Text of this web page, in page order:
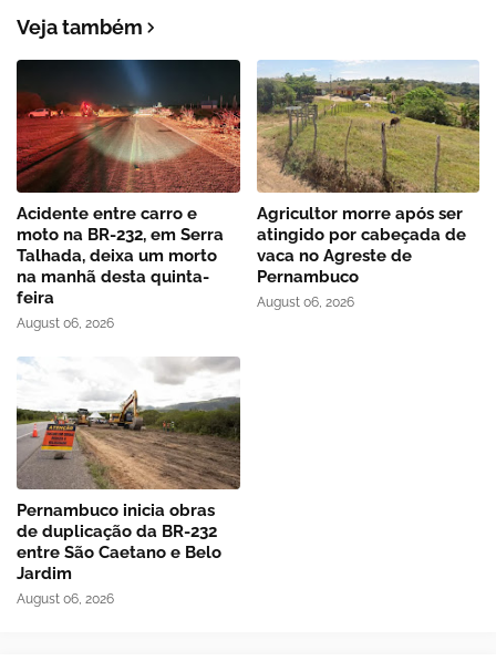
Veja também
Acidente entre carro e
moto na BR-232, em Serra
Talhada, deixa um morto
na manhã desta quinta-
feira
August 06, 2026
Agricultor morre após ser
atingido por cabeçada de
vaca no Agreste de
Pernambuco
August 06, 2026
Pernambuco inicia obras
de duplicação da BR-232
entre São Caetano e Belo
Jardim
August 06, 2026